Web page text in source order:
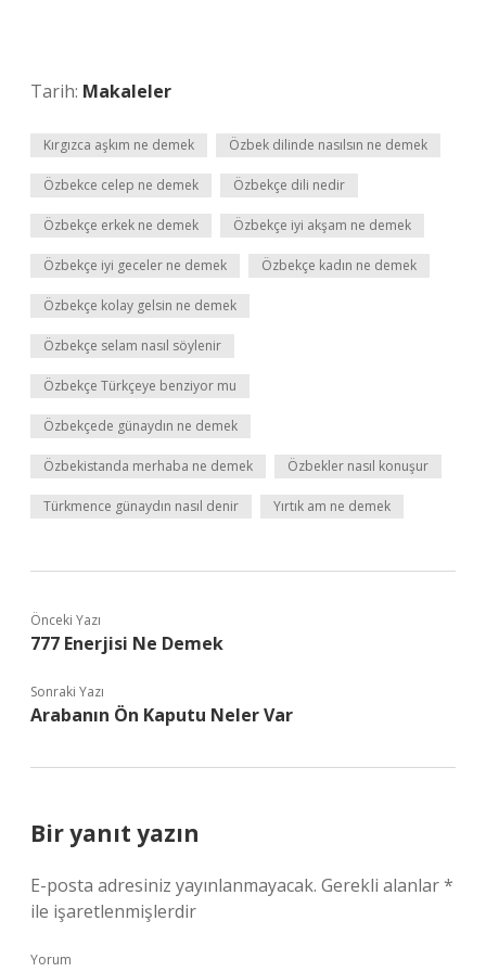
Tarih: Makaleler
Kırgızca aşkım ne demek Özbek dilinde nasılsın ne demek
Özbekce celep ne demek Özbekçe dili nedir
Özbekçe erkek ne demek Özbekçe iyi akşam ne demek
Özbekçe iyi geceler ne demek Özbekçe kadın ne demek
Özbekçe kolay gelsin ne demek
Özbekçe selam nasıl söylenir
Özbekçe Türkçeye benziyor mu
Özbekçede günaydın ne demek
Özbekistanda merhaba ne demek Özbekler nasıl konuşur
Türkmence günaydın nasıl denir Yırtık am ne demek
Önceki Yazı
777 Enerjisi Ne Demek
Sonraki Yazı
Arabanın Ön Kaputu Neler Var
Bir yanıt yazın
E-posta adresiniz yayınlanmayacak. Gerekli alanlar*
ile işaretlenmişlerdir
Yorum